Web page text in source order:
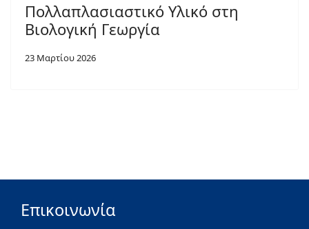
Πολλαπλασιαστικό Υλικό στη
Βιολογική Γεωργία
23 Μαρτίου 2026
Επικοινωνία